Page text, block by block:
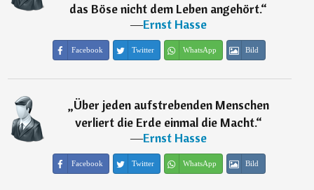
das Böse nicht dem Leben angehört.“
―Ernst Hasse
Facebook Twitter WhatsApp Bild
„Über jeden aufstrebenden Menschen
verliert die Erde einmal die Macht.“
―Ernst Hasse
Facebook Twitter WhatsApp Bild